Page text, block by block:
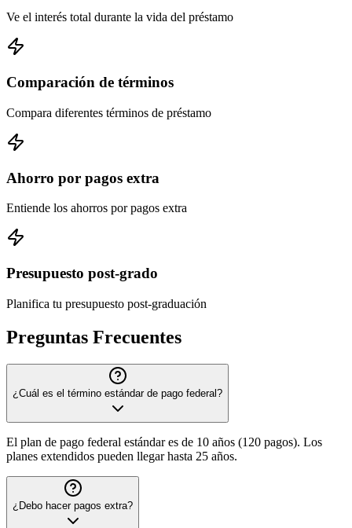
Ve el interés total durante la vida del préstamo
Comparación de términos
Compara diferentes términos de préstamo
Ahorro por pagos extra
Entiende los ahorros por pagos extra
Presupuesto post-grado
Planifica tu presupuesto post-graduación
Preguntas Frecuentes
¿Cuál es el término estándar de pago federal?
El plan de pago federal estándar es de 10 años (120 pagos). Los
planes extendidos pueden llegar hasta 25 años.
¿Debo hacer pagos extra?